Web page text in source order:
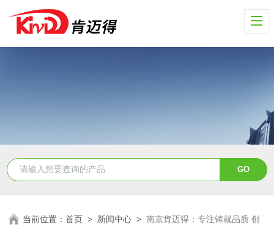
当前位置：首页 > 新闻中心 >南京肯迈得：专注铸就品质 创